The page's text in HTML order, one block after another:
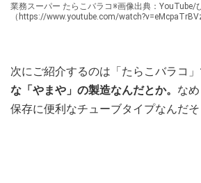
業務スーパー たらこバラコ※画像出典：YouTube/
（https://www.youtube.com/
次にご紹介するのは「たらこバラコ」
な「やまや」の製造なんだとか。 な
保存に便利なチューブタイプなんだそ